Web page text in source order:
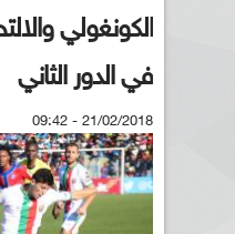
الكونغولي
في الدور الثاني
21/02/2018 - 09:42